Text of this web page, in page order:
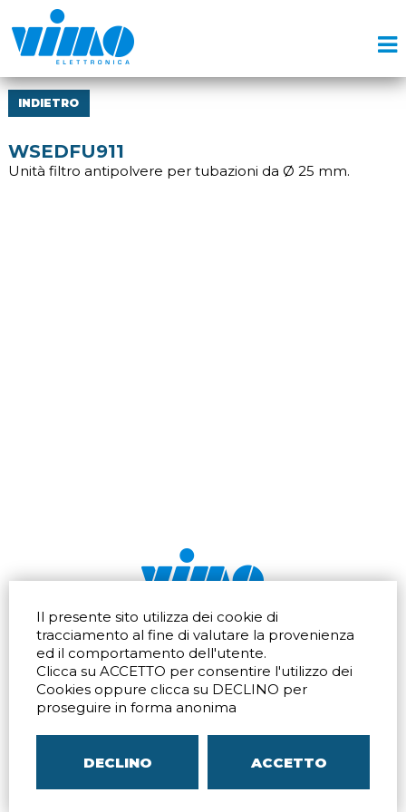
Il presente sito utilizza dei cookie di
tracciamento al fine di valutare la provenienza
ed il comportamento dell'utente.
Clicca su ACCETTO per consentire l'utilizzo dei
Cookies oppure clicca su DECLINO per
proseguire in forma anonima
DECLINO ACCETTO
INDIETRO
WSEDFU911
Unità filtro antipolvere per tubazioni da Ø 25 mm.
Via dell'artigianato 32Q
20865 Usmate Velate (MB)
Indicazioni Stradali
Tel. +39 039 672520
Fax +39 039 672568
Email
Via Pontina 583
Roma (RM) 00128
Tel.+39 06 80079273
Indicazioni Stradali
Via San Crispino 64
Padova (PD) 35129
P.IVA00804240968 05096770150– C.C.I.A.A. di